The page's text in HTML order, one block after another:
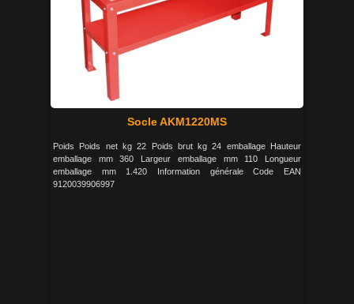
Socle AKM1220MS
Poids Poids net kg 22 Poids brut kg 24 emballage Hauteur
emballage mm 360 Largeur emballage mm 110 Longueur
emballage mm 1.420 Information générale Code EAN
9120039906997